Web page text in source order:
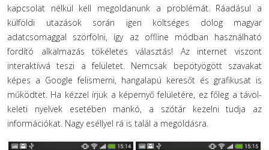
kapcsolat nélkül kell megoldanunk a problémát. Ráadásul a
külföldi utazások során igen költséges dolog magyar
adatcsomaggal szörfölni, így az offline módban használható
fordító alkalmazás tökéletes választás! Az internet viszont
interaktívvá teszi a felületet. Nemcsak bepötyögött szavakat
képes a Google felismerni, hangalapú keresőt és grafikusat is
működtet. Ha kézzel írjuk a képernyő felületére, ez főleg a távol-
keleti nyelvek esetében mankó, a szótár kezelni tudja az
információkat. Nagy eséllyel rá is talál a megoldásra.